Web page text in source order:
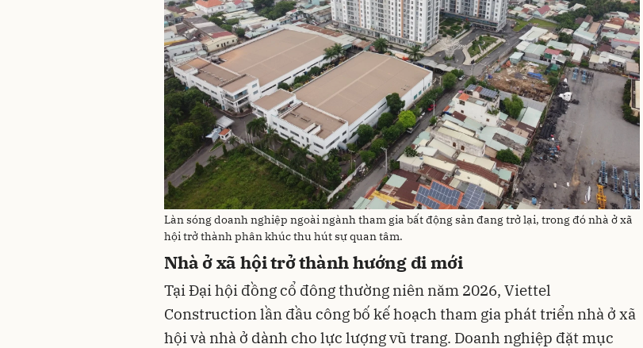
Làn sóng doanh nghiệp ngoài ngành tham gia bất động sản đang trở lại, trong đó nhà ở xã
hội trở thành phân khúc thu hút sự quan tâm.
Nhà ở xã hội trở thành hướng đi mới
Tại Đại hội đồng cổ đông thường niên năm 2026, Viettel
Construction lần đầu công bố kế hoạch tham gia phát triển nhà ở xã
hội và nhà ở dành cho lực lượng vũ trang. Doanh nghiệp đặt mục